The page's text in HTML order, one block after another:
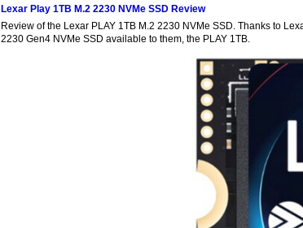
Lexar Play 1TB M.2 2230 NVMe SSD Review
Review of the Lexar PLAY 1TB M.2 2230 NVMe SSD. Thanks to
2230 Gen4 NVMe SSD available to them, the PLAY 1TB.